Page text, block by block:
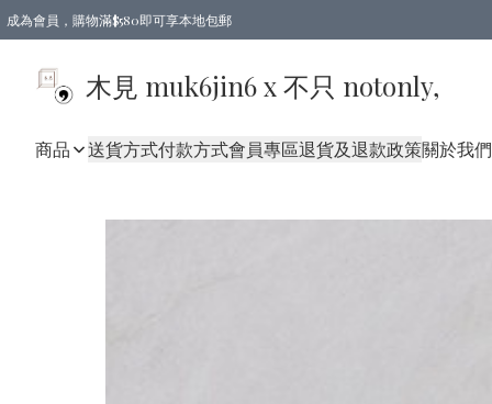
成為會員，購物滿$580即可享本地包郵
木見 muk6jin6 x 不只 notonly,
商品 送貨方式付款方式會員專區退貨及退款政策關於我們